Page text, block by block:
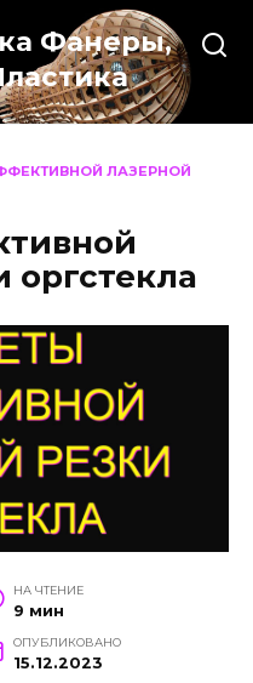
Фанеры,
ЛАЗЕРНОЙ
оргстекла
НА ЧТЕНИЕ
9 мин
ОПУБЛИКОВАНО
15.12.2023